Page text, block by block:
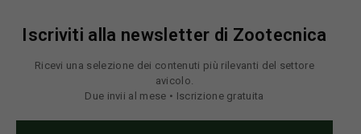
Iscriviti alla newsletter di Zootecnica
Ricevi una selezione dei contenuti più rilevanti del settore
avicolo.
Due invii al mese • Iscrizione gratuita